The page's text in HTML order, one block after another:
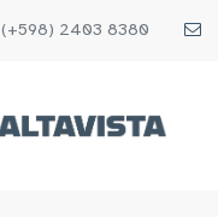
(+598) 2403 8380